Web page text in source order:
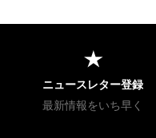
ニュースレター登録
最新情報をいち早く